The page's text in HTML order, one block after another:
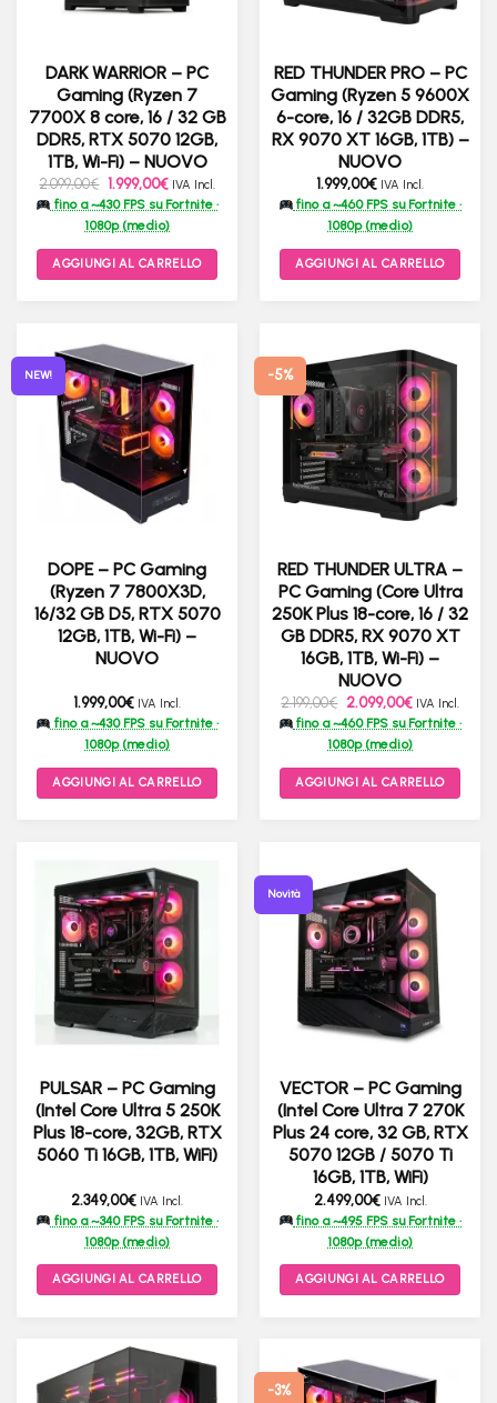
DARK WARRIOR – PC
Gaming (Ryzen 7
7700X 8 core, 16 / 32 GB
DDR5, RTX 5070 12GB,
1TB, Wi-Fi) – NUOVO
2.099,00€ Il
prezzo
originale
era:
1.999,00€Il
prezzo
attuale
è:
IVA Incl.
fino a ~430 FPS su Fortnite ·
1080p (medio)
AGGIUNGI AL CARRELLO
RED THUNDER PRO – PC
Gaming (Ryzen 5 9600X
6-core, 16 / 32GB DDR5,
RX 9070 XT 16GB, 1TB) –
NUOVO
1.999,00€ IVA Incl.
fino a ~460 FPS su Fortnite ·
1080p (medio)
AGGIUNGI AL CARRELLO
NEW!
DOPE – PC Gaming
(Ryzen 7 7800X3D,
16/32 GB D5, RTX 5070
12GB, 1TB, Wi-Fi) –
NUOVO
1.999,00€ IVA Incl.
fino a ~430 FPS su Fortnite ·
1080p (medio)
AGGIUNGI AL CARRELLO
-5%
RED THUNDER ULTRA –
PC Gaming (Core Ultra
250K Plus 18-core, 16 / 32
GB DDR5, RX 9070 XT
16GB, 1TB, Wi-Fi) –
NUOVO
2.199,00€ Il
prezzo
originale
era:
2.099,00€Il
prezzo
attuale
è:
IVA Incl.
fino a ~460 FPS su Fortnite ·
1080p (medio)
AGGIUNGI AL CARRELLO
PULSAR – PC Gaming
(Intel Core Ultra 5 250K
Plus 18-core, 32GB, RTX
5060 Ti 16GB, 1TB, WiFi)
2.349,00€ IVA Incl.
fino a ~340 FPS su Fortnite ·
1080p (medio)
AGGIUNGI AL CARRELLO
Novità
VECTOR – PC Gaming
(Intel Core Ultra 7 270K
Plus 24 core, 32 GB, RTX
5070 12GB / 5070 Ti
16GB, 1TB, WiFi)
2.499,00€ IVA Incl.
fino a ~495 FPS su Fortnite ·
1080p (medio)
AGGIUNGI AL CARRELLO
-3%